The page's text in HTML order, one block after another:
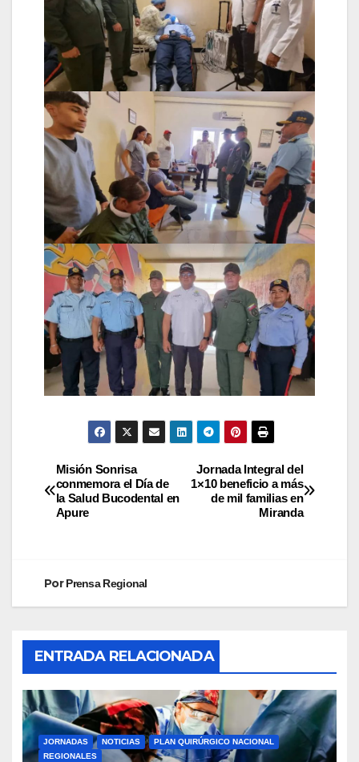
Jornada Integral del
1×10 beneficio a más
de mil familias en
Miranda
Misión Sonrisa
conmemora el Día de
la Salud Bucodental en
Apure
PorPrensa Regional
ENTRADA RELACIONADA
JORNADAS NOTICIAS
PLAN QUIRÚRGICO NACIONAL
REGIONALES